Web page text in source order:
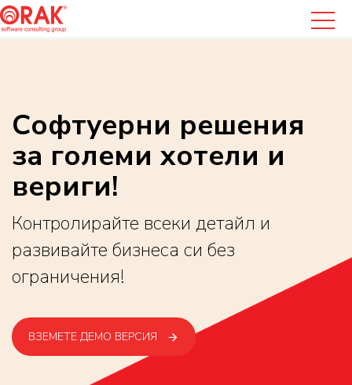
Софтуерни решения
за големи хотели и
вериги!
Контролирайте всеки детайл и
развивайте бизнеса си без
ограничения!
ВЗЕМЕТЕ ДЕМО ВЕРСИЯ